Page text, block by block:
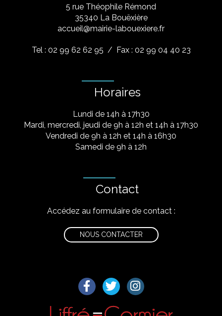
5 rue Théophile Rémond
​35340 La Bouëxière
accueil@mairie-labouexiere.fr
Tel : 02 99 62 62 95 / Fax : 02 99 04 40 23
Horaires
Lundi de 14h à 17h30
Mardi, mercredi, jeudi de 9h à 12h et 14h à 17h30
Vendredi de 9h à 12h et 14h à 16h30
Samedi de 9h à 12h
Contact
Accédez au formulaire de contact :
NOUS CONTACTER
Lien vers le compte Facebook
Lien vers le compte Twitter
Lien vers le compte